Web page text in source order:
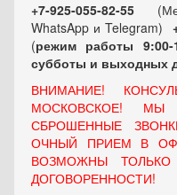
+7-925-055-82-55
WhatsApp и Telegram)
(режим работы 9:00-
субботы и выходных
ВНИМАНИЕ!
МОСКОВСКОЕ! МЫ
СБРОШЕННЫЕ
ОЧНЫЙ ПРИЕМ В
ВОЗМОЖНЫ ТОЛЬКО
ДОГОВОРЕННОСТИ!